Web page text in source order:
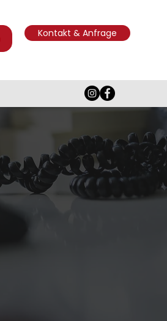
Kontakt & Anfrage